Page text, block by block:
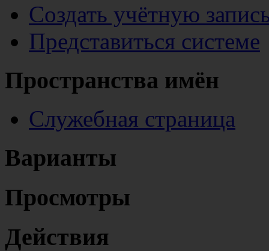
Создать учётную
Представиться системе
Пространства имён
Служебная страница
Варианты
Просмотры
Действия